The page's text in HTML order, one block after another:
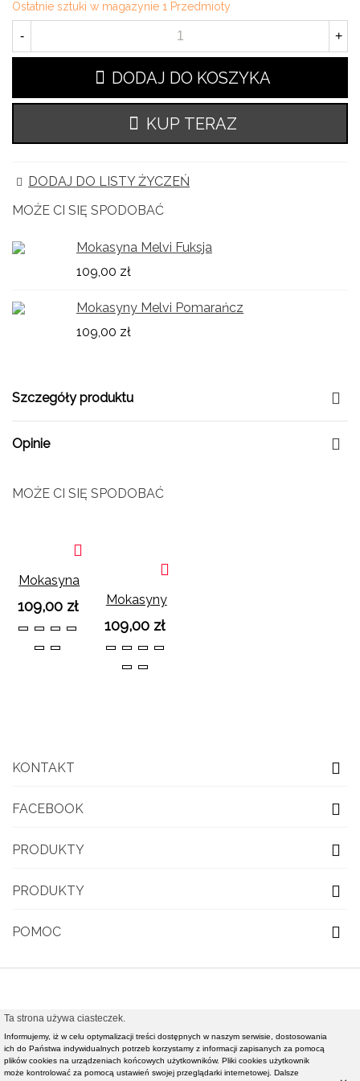
Ostatnie sztuki w magazynie 1 Przedmioty
- +
DODAJ DO KOSZYKA
KUP TERAZ
DODAJ DO LISTY ŻYCZEŃ
MOŻE CI SIĘ SPODOBAĆ
Mokasyna Melvi Fuksja
109,00 zł
Mokasyny Melvi Pomarańcz
109,00 zł
Szczegóły produktu
Opinie
MOŻE CI SIĘ SPODOBAĆ
Mokasyna
Melvi
Fuksja
109,00 zł
36373839
4041
Mokasyny
Melvi
Pomarańcz
109,00 zł
36373839
4041
KONTAKT
FACEBOOK
PRODUKTY
PRODUKTY
POMOC
© 2021 OBUWIE TOP MODA - Modna obuwie damskie,
nowości rynkowe światowej klasy mody - Realizacja i
pozycjonowanie strony :Rafał Gałązka - www.strony-
Ta strona używa ciasteczek.
Informujemy, iż w celu optymalizacji treści dostępnych w naszym serwisie, dostosowania
ich do Państwa indywidualnych potrzeb korzystamy z informacji zapisanych za pomocą
plików cookies na urządzeniach końcowych użytkowników. Pliki cookies użytkownik
może kontrolować za pomocą ustawień swojej przeglądarki internetowej. Dalsze